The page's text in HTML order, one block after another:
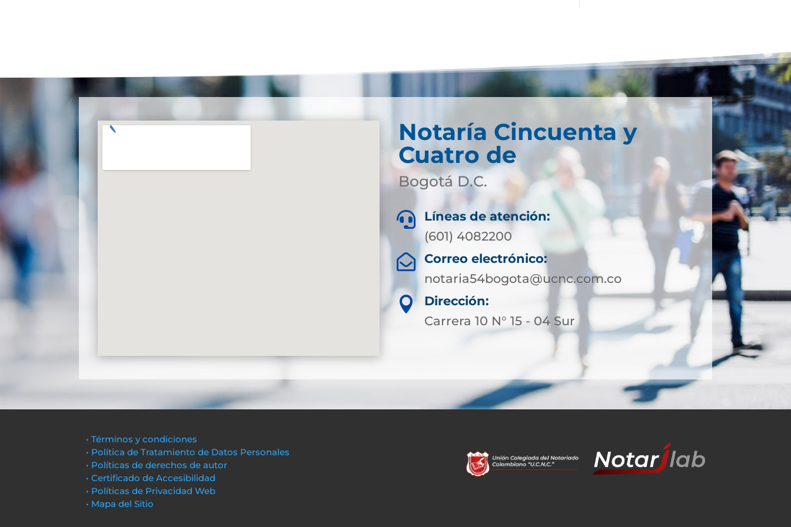
Notaría Cincuenta y
Cuatro de
Bogotá D.C.

Líneas de atención:
(601) 4082200

Correo electrónico:
notaria54bogota@ucnc.com.co

Dirección:
Carrera 10 N° 15 - 04 Sur
• Términos y condiciones
• Política de Tratamiento de Datos Personales
• Políticas de derechos de autor
• Certificado de Accesibilidad
• Políticas de Privacidad Web
• Mapa del Sitio